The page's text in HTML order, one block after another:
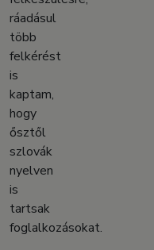
ráadásul
több
felkérést
is
kaptam,
hogy
ősztől
szlovák
nyelven
is
tartsak
foglalkozásokat.